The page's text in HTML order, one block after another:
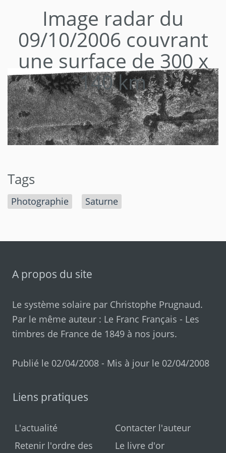
Image radar du
09/10/2006 couvrant
une surface de 300 x
140 km
Tags
Photographie Saturne
A propos du site
Le système solaire par Christophe Prugnaud.
Par le même auteur : Le Franc Français - Les
timbres de France de 1849 à nos jours.
Publié le 02/04/2008 - Mis à jour le 02/04/2008
Liens pratiques
L'actualité
Retenir l'ordre des
Contacter l'auteur
Le livre d'or